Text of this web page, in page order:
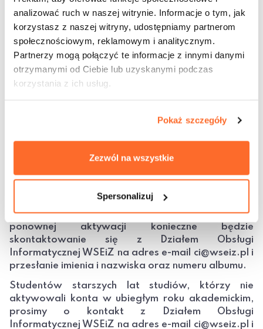
analizować ruch w naszej witrynie. Informacje o tym, jak
korzystasz z naszej witryny, udostępniamy partnerom
społecznościowym, reklamowym i analitycznym.
Partnerzy mogą połączyć te informacje z innymi danymi
otrzymanymi od Ciebie lub uzyskanymi podczas
korzystania z ich usług.
Pokaż szczegóły
Zezwól na wszystkie
Spersonalizuj
Office 365 to usługi działające w chmurze,
zapewniające kompleksowe i jednocześnie proste
w obsłudze wsparcie pracy i komunikacji.
Udostępnione przez Microsoft oprogramowanie
funkcjonuje w środowisku online, co umożliwia
korzystanie z niego na wielu urządzeniach, w tym
tabletach i telefonach z systemem Android,
przesłany na początku studiów mail z linkiem do
potwierdzenia i aktywacji konta Office365. Prosimy
ponieważ nieaktywowane przez 30 dni konto
zostanie automatycznie zablokowane. W celu
ponownej aktywacji konieczne będzie
skontaktowanie się z Działem Obsługi
Informatycznej WSEiZ na adres e-mail ci@wseiz.pl i
przesłanie imienia i nazwiska oraz numeru albumu.
Studentów starszych lat studiów, którzy nie
aktywowali konta w ubiegłym roku akademickim,
prosimy o kontakt z Działem Obsługi
Informatycznej WSEiZ na adres e-mail ci@wseiz.pl i